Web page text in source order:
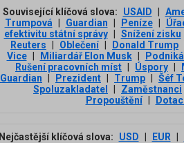
Související klíčová slova: USAID
Trumpová
Guardian Peníze
efektivitu státní správy
Snížení zisku
Reuters
Oblečení Donald Trump
Vice
Miliardář Elon Musk
Rušení pracovních míst
Úspory
Guardian
Prezident Trump Šéf
Spoluzakladatel
Zaměstnanci
Propouštění
Nejčastější klíčová slova: USD EUR